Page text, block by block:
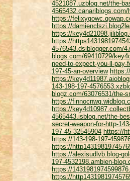
4521087.uzblog.net/the-
https://
https://
https://
https://
4576543.dsiblogger.com/
blogs.com/69410729/
need-to-expect-you-ll-pay-
197-45-an-overview
https://
143-198-197-
blogz.com/63076531/the-
https://
https://
4565443.isblog.net/the-
secret-weapon-for-http-
197-45-32545904 https://
https://143-198-197-
https://
https://alexisudlvb.blog-
197-4532198.ambien-
https://
https://